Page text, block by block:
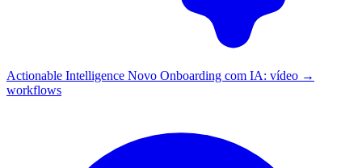
Actionable Intelligence Novo Onboarding com IA: vídeo →
workflows